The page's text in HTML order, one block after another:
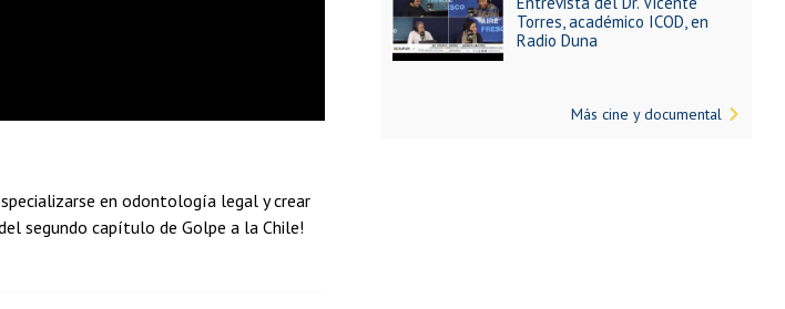
en odontología legal y crear
segundo capítulo de Golpe a la Chile!
Torres, académico ICOD, en
Radio Duna
Más cine y documental